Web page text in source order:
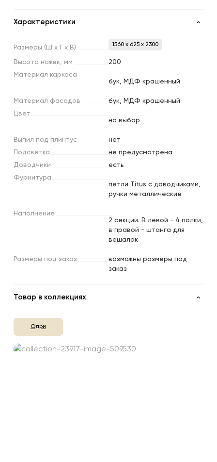
Характеристики
Размеры (Ш х х В) 1560 x 625 x 2300
Высота ножек, мм
200
Материал каркаса
бук, МДФ крашенный
Материал фасадов
бук, МДФ крашенный
Цвет
на выбор
Выпил под плинтус
нет
Подсветка
не предусмотрена
Доводчики
есть
Фурнитура
петли Titus с доводчиками,
ручки металлические
Наполнение
2 секции. В левой - 4 полки,
в правой - штанга для
вешалок
Размеры под заказ
возможны размеры под
заказ
Товар в коллекциях
Одри